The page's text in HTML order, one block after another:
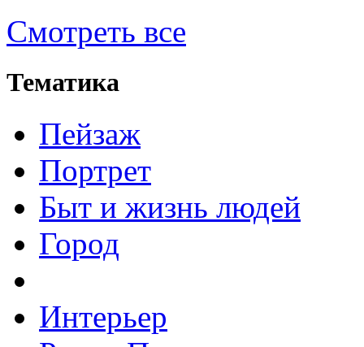
Смотреть все
Тематика
Пейзаж
Портрет
Быт и жизнь людей
Город
Интерьер